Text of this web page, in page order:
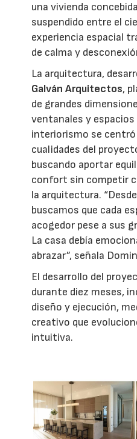
una vivienda
suspendido entre el
experiencia espacial
de calma y
La arquitectura,
Galván Arquitectos,
de grandes
ventanales y
interiorismo se
cualidades del
buscando aportar
confort sin competir
la arquitectura.
buscamos que cada
acogedor pese a sus
La casa debía
abrazar”, señala
El desarrollo del
durante diez meses,
diseño y ejecución,
creativo que
intuitiva.